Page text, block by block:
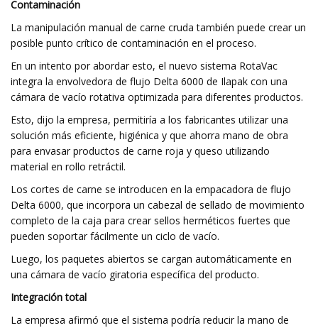
Contaminación
La manipulación manual de carne cruda también puede crear un
posible punto crítico de contaminación en el proceso.
En un intento por abordar esto, el nuevo sistema RotaVac
integra la envolvedora de flujo Delta 6000 de Ilapak con una
cámara de vacío rotativa optimizada para diferentes productos.
Esto, dijo la empresa, permitiría a los fabricantes utilizar una
solución más eficiente, higiénica y que ahorra mano de obra
para envasar productos de carne roja y queso utilizando
material en rollo retráctil.
Los cortes de carne se introducen en la empacadora de flujo
Delta 6000, que incorpora un cabezal de sellado de movimiento
completo de la caja para crear sellos herméticos fuertes que
pueden soportar fácilmente un ciclo de vacío.
Luego, los paquetes abiertos se cargan automáticamente en
una cámara de vacío giratoria específica del producto.
Integración total
La empresa afirmó que el sistema podría reducir la mano de